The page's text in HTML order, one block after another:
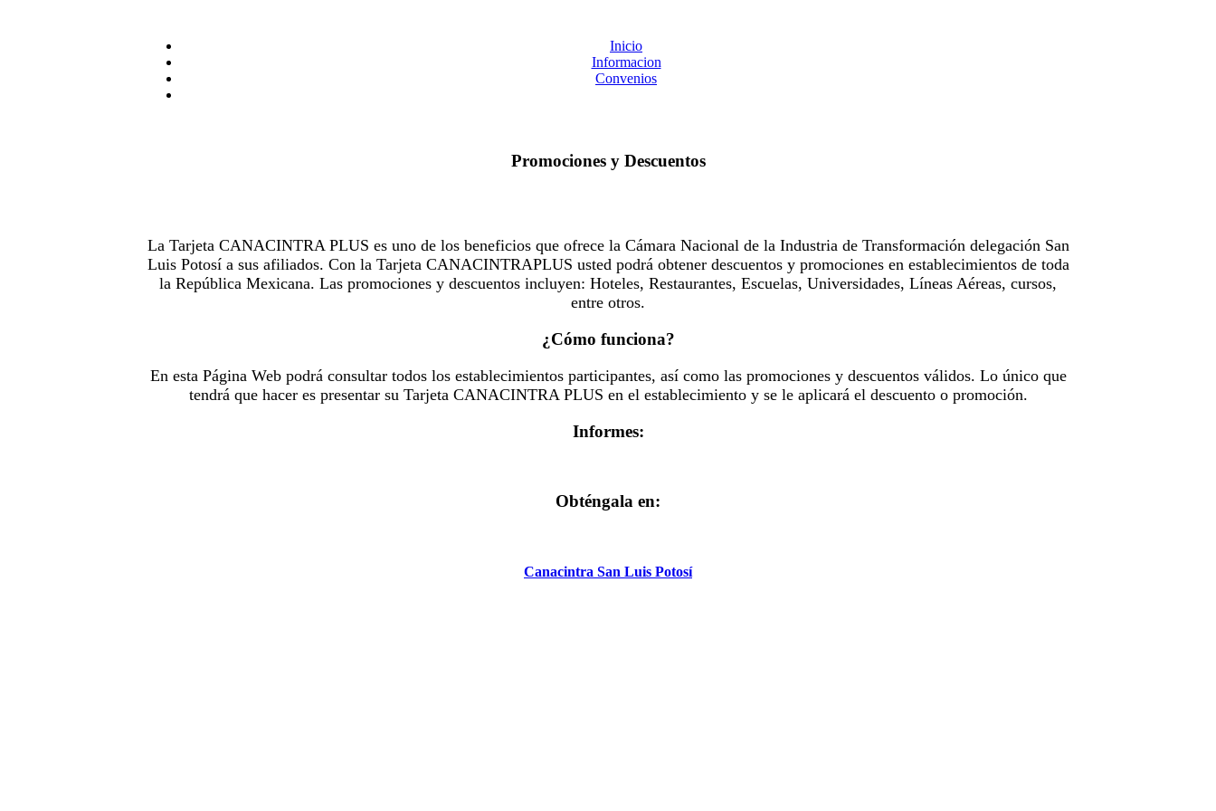
Inicio
Informacion
Convenios
Promociones y Descuentos
La Tarjeta CANACINTRA PLUS es uno de los beneficios que ofrece la Cámara Nacional de la Industria de Transformación delegación San
Luis Potosí a sus afiliados. Con la Tarjeta CANACINTRAPLUS usted podrá obtener descuentos y promociones en establecimientos de toda
la República Mexicana. Las promociones y descuentos incluyen: Hoteles, Restaurantes, Escuelas, Universidades, Líneas Aéreas, cursos,
entre otros.
¿Cómo funciona?
En esta Página Web podrá consultar todos los establecimientos participantes, así como las promociones y descuentos válidos. Lo único que
tendrá que hacer es presentar su Tarjeta CANACINTRA PLUS en el establecimiento y se le aplicará el descuento o promoción.
Informes:
Obténgala en:
Canacintra San Luis Potosí